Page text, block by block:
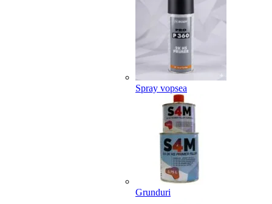
Spray vopsea
Grunduri